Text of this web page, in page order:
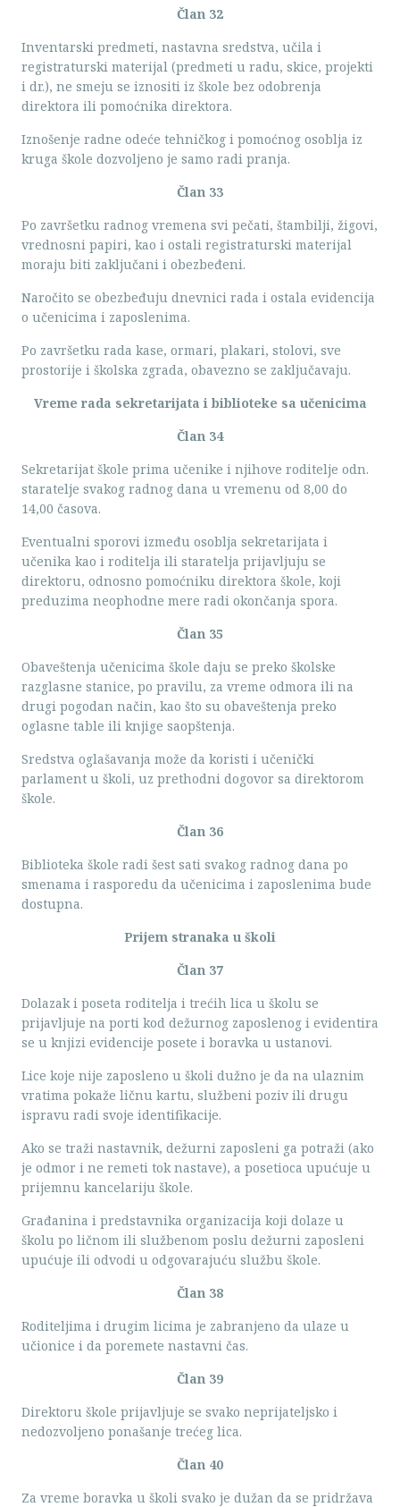
Član 32
Inventarski predmeti, nastavna sredstva, učila i
registraturski materijal (predmeti u radu, skice, projekti
i dr.), ne smeju se iznositi iz škole bez odobrenja
direktora ili pomoćnika direktora.
Iznošenje radne odeće tehničkog i pomoćnog osoblja iz
kruga škole dozvoljeno je samo radi pranja.
Član 33
Po završetku radnog vremena svi pečati, štambilji, žigovi,
vrednosni papiri, kao i ostali registraturski materijal
moraju biti zaključani i obezbeđeni.
Naročito se obezbeđuju dnevnici rada i ostala evidencija
o učenicima i zaposlenima.
Po završetku rada kase, ormari, plakari, stolovi, sve
prostorije i školska zgrada, obavezno se zaključavaju.
Vreme rada sekretarijata i biblioteke sa učenicima
Član 34
Sekretarijat škole prima učenike i njihove roditelje odn.
staratelje svakog radnog dana u vremenu od 8,00 do
14,00 časova.
Eventualni sporovi između osoblja sekretarijata i
učenika kao i roditelja ili staratelja prijavljuju se
direktoru, odnosno pomoćniku direktora škole, koji
preduzima neophodne mere radi okončanja spora.
Član 35
Obaveštenja učenicima škole daju se preko školske
razglasne stanice, po pravilu, za vreme odmora ili na
drugi pogodan način, kao što su obaveštenja preko
oglasne table ili knjige saopštenja.
Sredstva oglašavanja može da koristi i učenički
parlament u školi, uz prethodni dogovor sa direktorom
škole.
Član 36
Biblioteka škole radi šest sati svakog radnog dana po
smenama i rasporedu da učenicima i zaposlenima bude
dostupna.
Prijem stranaka u školi
Član 37
Dolazak i poseta roditelja i trećih lica u školu se
prijavljuje na porti kod dežurnog zaposlenog i evidentira
se u knjizi evidencije posete i boravka u ustanovi.
Lice koje nije zaposleno u školi dužno je da na ulaznim
vratima pokaže ličnu kartu, službeni poziv ili drugu
ispravu radi svoje identifikacije.
Ako se traži nastavnik, dežurni zaposleni ga potraži (ako
je odmor i ne remeti tok nastave), a posetioca upućuje u
prijemnu kancelariju škole.
Građanina i predstavnika organizacija koji dolaze u
školu po ličnom ili službenom poslu dežurni zaposleni
upućuje ili odvodi u odgovarajuću službu škole.
Član 38
Roditeljima i drugim licima je zabranjeno da ulaze u
učionice i da poremete nastavni čas.
Član 39
Direktoru škole prijavljuje se svako neprijateljsko i
nedozvoljeno ponašanje trećeg lica.
Član 40
Za vreme boravka u školi svako je dužan da se pridržava